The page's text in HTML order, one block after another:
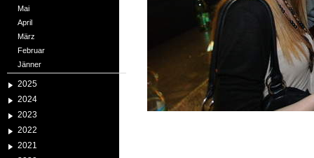
Mai
April
März
Februar
Jänner
2025
2024
2023
2022
2021